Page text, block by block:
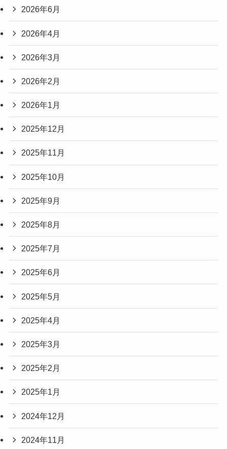
2026年6月
2026年4月
2026年3月
2026年2月
2026年1月
2025年12月
2025年11月
2025年10月
2025年9月
2025年8月
2025年7月
2025年6月
2025年5月
2025年4月
2025年3月
2025年2月
2025年1月
2024年12月
2024年11月